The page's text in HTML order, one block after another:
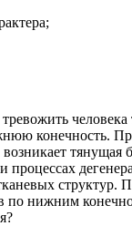
человека
конечность.
тянущая
процессах
структур.
по нижним